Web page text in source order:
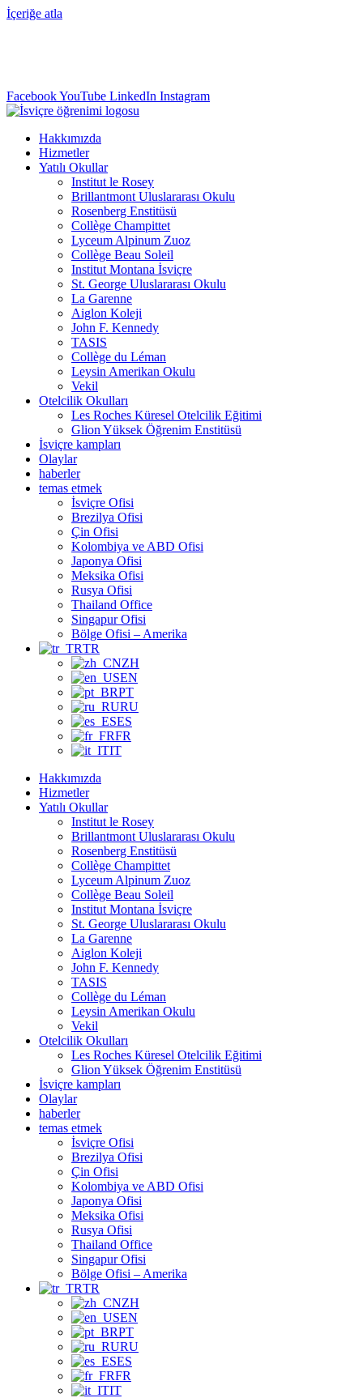
İçeriğe atla
FacebookYouTube LinkedIn Instagram
Hakkımızda
Hizmetler
Yatılı Okullar
Institut le Rosey
Brillantmont Uluslararası Okulu
Rosenberg Enstitüsü
Collège Champittet
Lyceum Alpinum Zuoz
Collège Beau Soleil
Institut Montana İsviçre
St. George Uluslararası Okulu
La Garenne
Aiglon Koleji
John F. Kennedy
TASIS
Collège du Léman
Leysin Amerikan Okulu
Vekil
Otelcilik Okulları
Les Roches Küresel Otelcilik Eğitimi
Glion Yüksek Öğrenim Enstitüsü
İsviçre kampları
Olaylar
haberler
temas etmek
İsviçre Ofisi
Brezilya Ofisi
Çin Ofisi
Kolombiya ve ABD Ofisi
Japonya Ofisi
Meksika Ofisi
Rusya Ofisi
Thailand Office
Singapur Ofisi
Bölge Ofisi – Amerika
TR
ZH
EN
PT
RU
ES
FR
IT
Hakkımızda
Hizmetler
Yatılı Okullar
Institut le Rosey
Brillantmont Uluslararası Okulu
Rosenberg Enstitüsü
Collège Champittet
Lyceum Alpinum Zuoz
Collège Beau Soleil
Institut Montana İsviçre
St. George Uluslararası Okulu
La Garenne
Aiglon Koleji
John F. Kennedy
TASIS
Collège du Léman
Leysin Amerikan Okulu
Vekil
Otelcilik Okulları
Les Roches Küresel Otelcilik Eğitimi
Glion Yüksek Öğrenim Enstitüsü
İsviçre kampları
Olaylar
haberler
temas etmek
İsviçre Ofisi
Brezilya Ofisi
Çin Ofisi
Kolombiya ve ABD Ofisi
Japonya Ofisi
Meksika Ofisi
Rusya Ofisi
Thailand Office
Singapur Ofisi
Bölge Ofisi – Amerika
TR
ZH
EN
PT
RU
ES
FR
IT